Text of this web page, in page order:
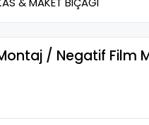
/ Negatif Film